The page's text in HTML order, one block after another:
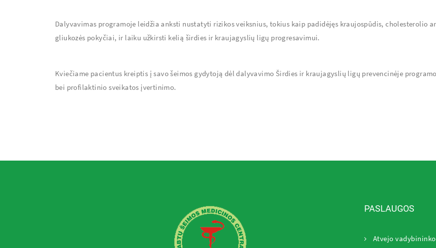
Dalyvavimas programoje leidžia anksti nustatyti rizikos veiksnius, tokius kaip padidėjęs kraujospūdis, cholesterolio ar
gliukozės pokyčiai, ir laiku užkirsti kelią širdies ir kraujagyslių ligų progresavimui.
Kviečiame pacientus kreiptis į savo šeimos gydytoją dėl dalyvavimo Širdies ir kraujagyslių ligų prevencinėje
bei profilaktinio sveikatos įvertinimo.
PASLAUGOS
Atvejo